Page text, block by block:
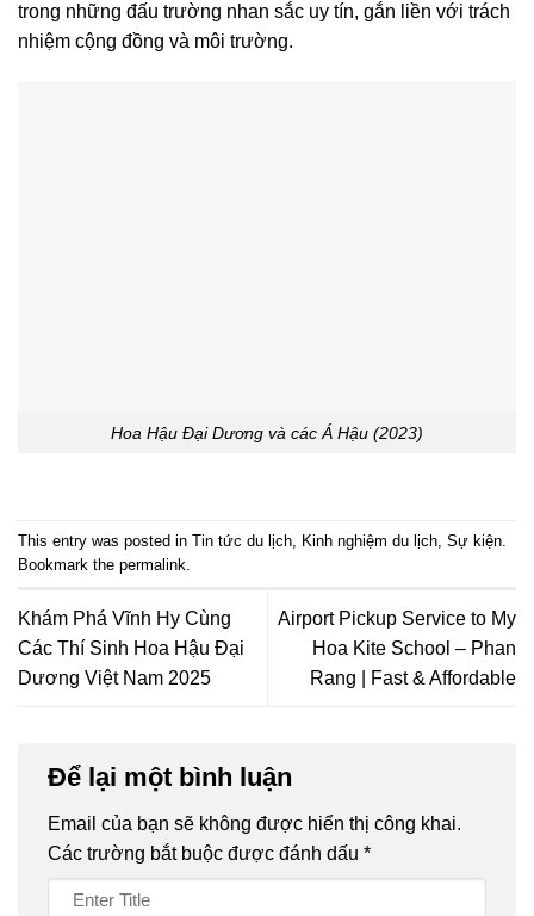
trong những đấu trường nhan sắc uy tín, gắn liền với trách
nhiệm cộng đồng và môi trường.
Hoa Hậu Đại Dương và các Á Hậu (2023)
This entry was posted in Tin tức du lịch Kinh nghiệm du lịch Sự kiện
Bookmark the permalink
Khám Phá Vĩnh Hy Cùng
Các Thí Sinh Hoa Hậu Đại
Dương Việt Nam 2025
Airport Pickup Service to My
Hoa Kite School – Phan
Rang | Fast & Affordable
Để lại một bình luận
Email của bạn sẽ không được hiển thị công khai.
Các trường bắt buộc được đánh dấu *